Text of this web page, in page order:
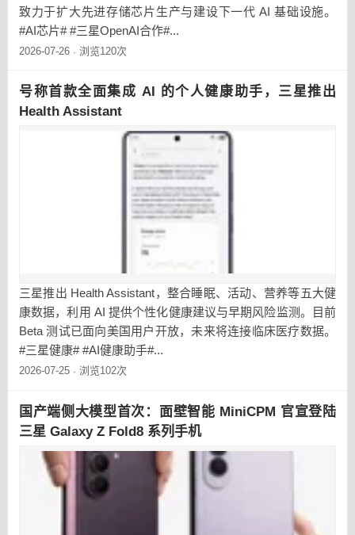
致力于扩大先进存储芯片生产与建设下一代 AI 基础设施。
#AI芯片# #三星OpenAI合作#...
2026-07-26 · 浏览120次
号称首款全面集成 AI 的个人健康助手，三星推出
Health Assistant
三星推出 Health Assistant，整合睡眠、活动、营养等五大健
康数据，利用 AI 提供个性化健康建议与早期风险监测。目前
Beta 测试已面向美国用户开放，未来将连接临床医疗数据。
#三星健康# #AI健康助手#...
2026-07-25 · 浏览102次
国产端侧大模型首次：面壁智能 MiniCPM 官宣登陆
三星 Galaxy Z Fold8 系列手机